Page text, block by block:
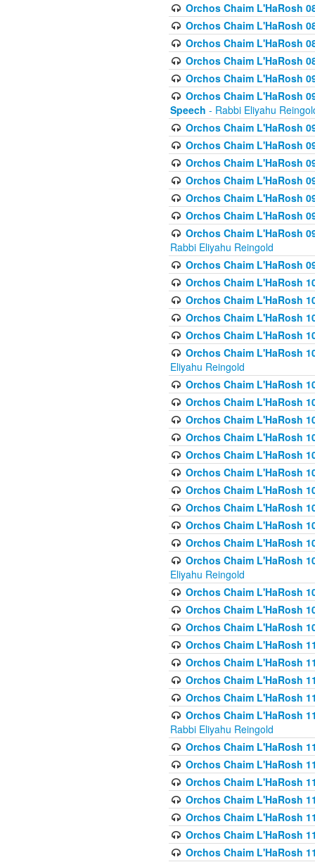
Orchos Chaim L'HaRosh
Orchos Chaim L'HaRosh
Orchos Chaim L'HaRosh
Orchos Chaim L'HaRosh
Orchos Chaim L'HaRosh
Orchos Chaim L'HaRosh
Speech - Rabbi Eliyahu
Orchos Chaim L'HaRosh
Orchos Chaim L'HaRosh
Orchos Chaim L'HaRosh
Orchos Chaim L'HaRosh
Orchos Chaim L'HaRosh
Orchos Chaim L'HaRosh
Orchos Chaim L'HaRosh
Rabbi Eliyahu Reingold
Orchos Chaim L'HaRosh
Orchos Chaim L'HaRosh
Orchos Chaim L'HaRosh
Orchos Chaim L'HaRosh
Orchos Chaim L'HaRosh
Orchos Chaim L'HaRosh
Eliyahu Reingold
Orchos Chaim L'HaRosh
Orchos Chaim L'HaRosh
Orchos Chaim L'HaRosh
Orchos Chaim L'HaRosh
Orchos Chaim L'HaRosh
Orchos Chaim L'HaRosh
Orchos Chaim L'HaRosh
Orchos Chaim L'HaRosh
Orchos Chaim L'HaRosh
Orchos Chaim L'HaRosh
Orchos Chaim L'HaRosh
Eliyahu Reingold
Orchos Chaim L'HaRosh
Orchos Chaim L'HaRosh
Orchos Chaim L'HaRosh
Orchos Chaim L'HaRosh
Orchos Chaim L'HaRosh
Orchos Chaim L'HaRosh
Orchos Chaim L'HaRosh
Orchos Chaim L'HaRosh
Rabbi Eliyahu Reingold
Orchos Chaim L'HaRosh
Orchos Chaim L'HaRosh
Orchos Chaim L'HaRosh
Orchos Chaim L'HaRosh
Orchos Chaim L'HaRosh
Orchos Chaim L'HaRosh
Orchos Chaim L'HaRosh